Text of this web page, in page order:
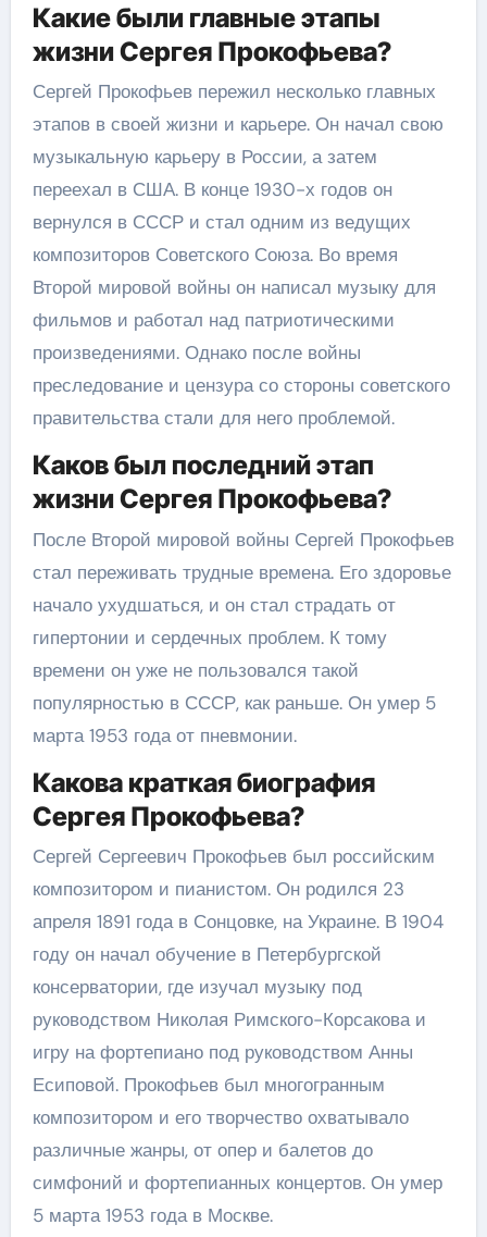
Какие были главные этапы
жизни Сергея Прокофьева?
Сергей Прокофьев пережил несколько главных
этапов в своей жизни и карьере. Он начал свою
музыкальную карьеру в России, а затем
переехал в США. В конце 1930-х годов он
вернулся в СССР и стал одним из ведущих
композиторов Советского Союза. Во время
Второй мировой войны он написал музыку для
фильмов и работал над патриотическими
произведениями. Однако после войны
преследование и цензура со стороны советского
правительства стали для него проблемой.
Каков был последний этап
жизни Сергея Прокофьева?
После Второй мировой войны Сергей Прокофьев
стал переживать трудные времена. Его здоровье
начало ухудшаться, и он стал страдать от
гипертонии и сердечных проблем. К тому
времени он уже не пользовался такой
популярностью в СССР, как раньше. Он умер 5
марта 1953 года от пневмонии.
Какова краткая биография
Сергея Прокофьева?
Сергей Сергеевич Прокофьев был российским
композитором и пианистом. Он родился 23
апреля 1891 года в Сонцовке, на Украине. В 1904
году он начал обучение в Петербургской
консерватории, где изучал музыку под
руководством Николая Римского-Корсакова и
игру на фортепиано под руководством Анны
Есиповой. Прокофьев был многогранным
композитором и его творчество охватывало
различные жанры, от опер и балетов до
симфоний и фортепианных концертов. Он умер
5 марта 1953 года в Москве.